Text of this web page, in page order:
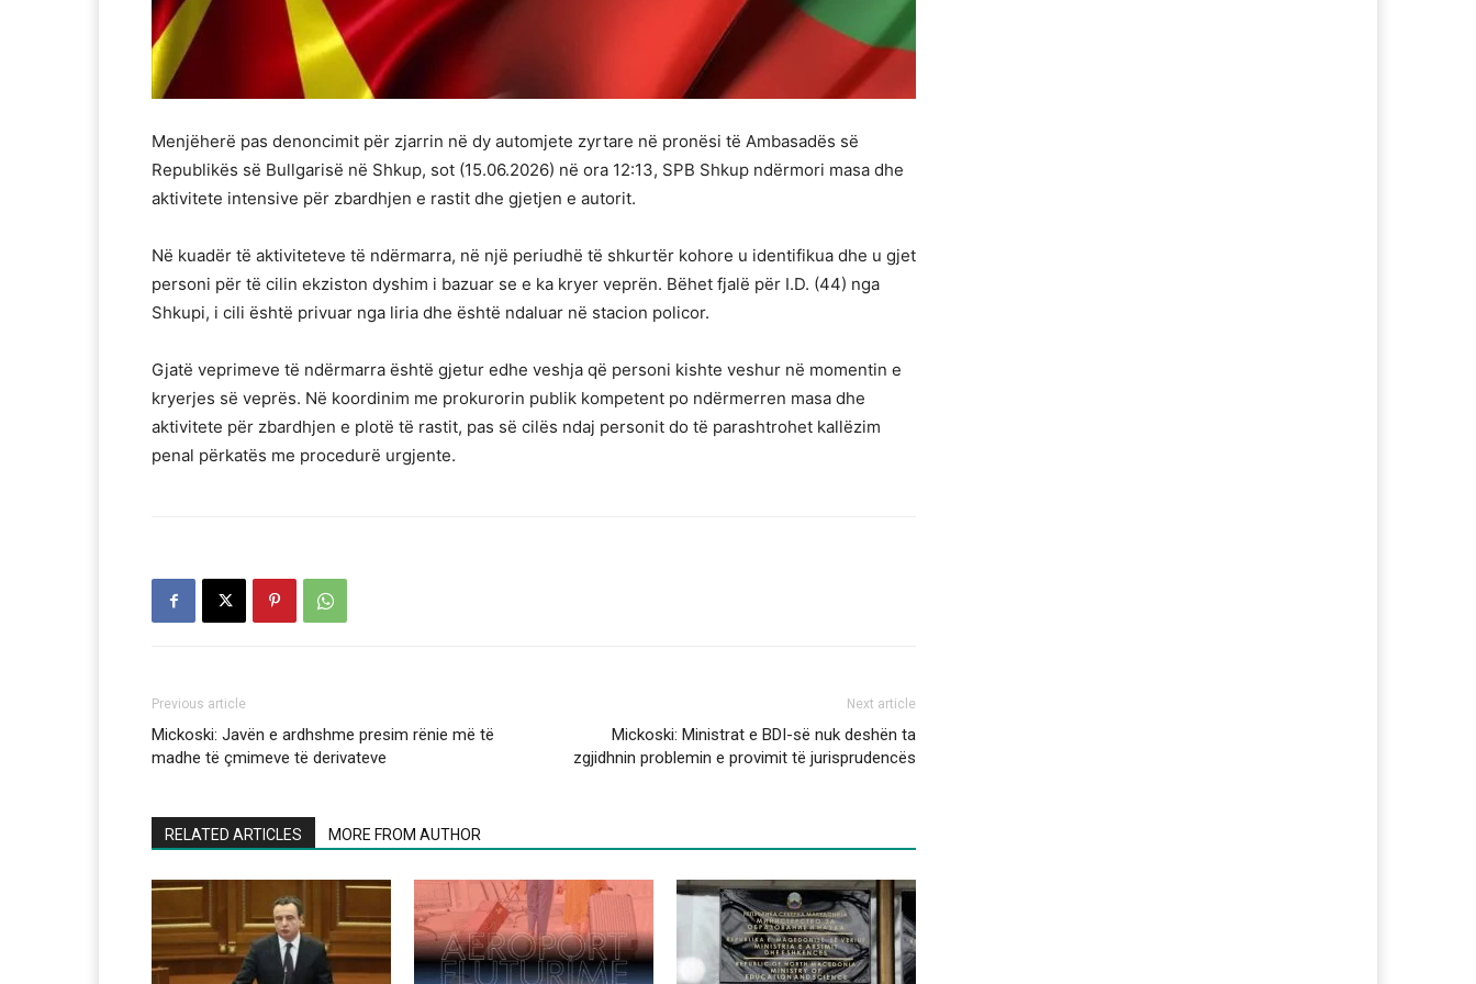
Menjëherë pas denoncimit për zjarrin në dy automjete zyrtare në pronësi të Ambasadës së
Republikës së Bullgarisë në Shkup, sot (15.06.2026) në ora 12:13, SPB Shkup ndërmori masa dhe
aktivitete intensive për zbardhjen e rastit dhe gjetjen e autorit.
Në kuadër të aktiviteteve të ndërmarra, në një periudhë të shkurtër kohore u identifikua dhe u gjet
personi për të cilin ekziston dyshim i bazuar se e ka kryer veprën. Bëhet fjalë për I.D. (44) nga
Shkupi, i cili është privuar nga liria dhe është ndaluar në stacion policor.
Gjatë veprimeve të ndërmarra është gjetur edhe veshja që personi kishte veshur në momentin e
kryerjes së veprës. Në koordinim me prokurorin publik kompetent po ndërmerren masa dhe
aktivitete për zbardhjen e plotë të rastit, pas së cilës ndaj personit do të parashtrohet kallëzim
penal përkatës me procedurë urgjente.
Previous article
Mickoski: Javën e ardhshme presim rënie më të
madhe të çmimeve të derivateve
Next article
Mickoski: Ministrat e BDI-së nuk deshën ta
zgjidhnin problemin e provimit të jurisprudencës
RELATED ARTICLES MORE FROM AUTHOR